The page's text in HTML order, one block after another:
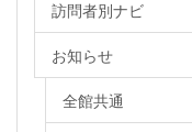
訪問者別ナビ
お知らせ
全館共通